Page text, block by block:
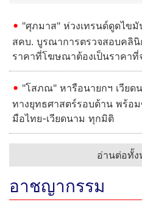
"ศุภมาส" ห่วงเทรนด์ดูดไขมั
สคบ. บูรณาการตรวจสอบคลินิ
ราคาที่โฆษณาต้องเป็นราคาที่
"โสภณ" หารือนายกฯ เวีย
ทางยุทธศาสตร์รอบด้าน พร้อ
มือไทย-เวียดนาม ทุกมิติ
อ่านต่อทั้
อาชญากรรม